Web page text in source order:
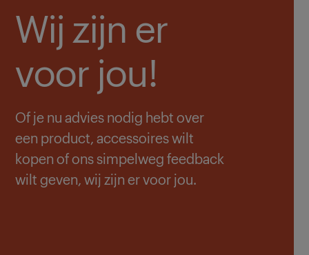
Wij zijn er
voor jou!
Of je nu advies nodig hebt over
een product, accessoires wilt
kopen of ons simpelweg feedback
wilt geven, wij zijn er voor jou.